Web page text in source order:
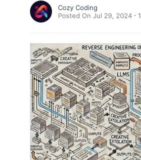
Cozy Coding
Posted On Jul 29, 2024
1